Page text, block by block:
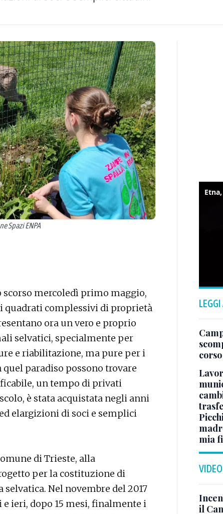
Spazi ENPA
mercoledì primo maggio,
quadrati complessivi di proprietà
ora un vero e proprio
selvatici, specialmente per
e riabilitazione, ma pure per i
paradiso possono trovare
un tempo di privati
è stata acquistata negli anni
elargizioni di soci e semplici
di Trieste, alla
per la costituzione di
Nel novembre del 2017
ieri, dopo 15 mesi, finalmente i
mia
VIDEO
il